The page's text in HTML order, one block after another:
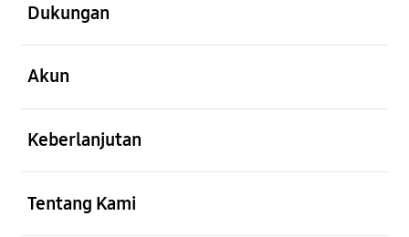
Dukungan
Akun
Keberlanjutan
Tentang Kami